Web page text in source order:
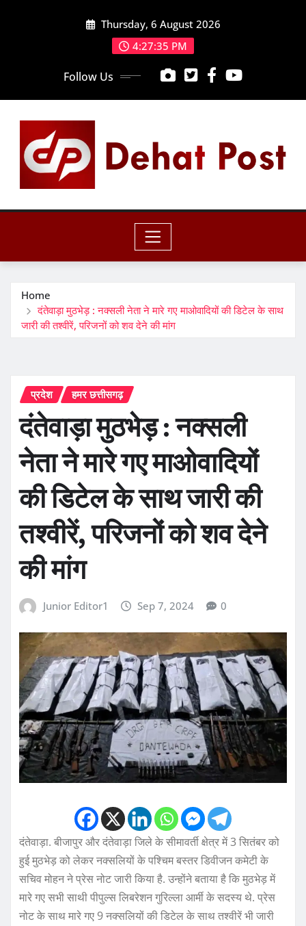
Thursday, 6 August 2026
4:27:36 PM
Follow Us
Home
दंतेवाड़ा मुठभेड़ : नक्सली नेता ने मारे गए माओवादियों की डिटेल के साथ
जारी की तश्वीरें, परिजनों को शव देने की मांग
प्रदेश हमर छत्तीसगढ़
दंतेवाड़ा मुठभेड़ : नक्सली
नेता ने मारे गए माओवादियों
की डिटेल के साथ जारी की
तश्वीरें, परिजनों को शव देने
की मांग
Junior Editor1 Sep 7, 2024 0
दंतेवाड़ा. बीजापुर और दंतेवाड़ा जिले के सीमावर्ती क्षेत्र में 3 सितंबर को
हुई मुठभेड़ को लेकर नक्सलियों के पश्चिम बस्तर डिवीजन कमेटी के
सचिव मोहन ने प्रेस नोट जारी किया है. उन्होंने बताया है कि मुठभेड़ में
मारे गए सभी साथी पीपुल्स लिबरेशन गुरिल्ला आर्मी के सदस्य थे. प्रेस
नोट के साथ मारे गए 9 नक्सलियों की डिटेल के साथ तश्वीरें भी जारी